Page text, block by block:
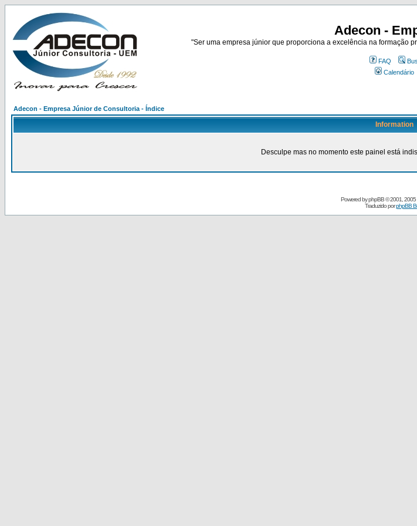
Adecon -
"Ser uma empresa júnior que proporciona a excelência na formação
FAQ
Calendário
Adecon - Empresa Júnior de Consultoria - Índice
Information
Desculpe mas no momento este painel está
Powered byphpBB© 2001, 2005
Traduzido porphpBB